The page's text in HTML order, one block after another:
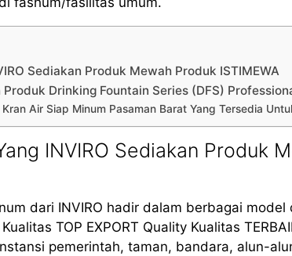
Sediakan Produk Mewah Produk ISTIMEWA
Drinking Fountain Series (DFS)
Air Siap Minum Pasaman Barat Yang Tersedia
INVIRO Sediakan Produk
dari INVIRO hadir dalam berbagai
Kualitas TOP EXPORT Quality Kualitas
pemerintah, taman, bandara, alun-